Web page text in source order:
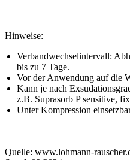
Hinweise:
Verbandwechselintervall:
bis zu 7 Tage.
Vor der Anwendung auf die
Kann je nach
z.B. Suprasorb P sensitive,
Unter Kompression
Quelle: www.lohmann-